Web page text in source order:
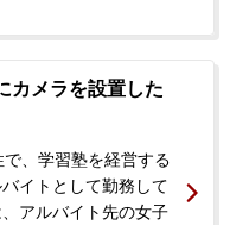
との思いから、今後
ご両親とともに相談
カメラを設置した
、学習塾を経営する
イトとして勤務して
アルバイト先の女子